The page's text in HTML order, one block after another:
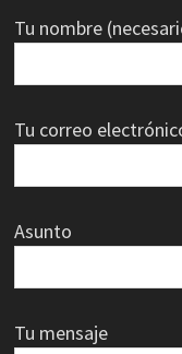
Tu nombre
Tu correo
Asunto
Tu mensaje